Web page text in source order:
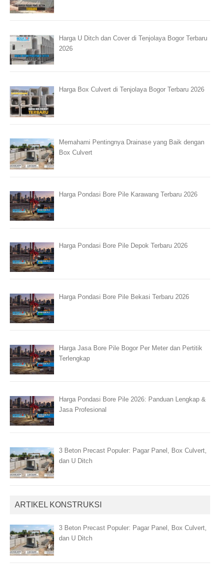
Harga U Ditch dan Cover di Tenjolaya Bogor Terbaru
2026
Harga Box Culvert di Tenjolaya Bogor Terbaru 2026
Memahami Pentingnya Drainase yang Baik dengan
Box Culvert
Harga Pondasi Bore Pile Karawang Terbaru 2026
Harga Pondasi Bore Pile Depok Terbaru 2026
Harga Pondasi Bore Pile Bekasi Terbaru 2026
Harga Jasa Bore Pile Bogor Per Meter dan Pertitik
Terlengkap
Harga Pondasi Bore Pile 2026: Panduan Lengkap &
Jasa Profesional
3 Beton Precast Populer: Pagar Panel, Box Culvert,
dan U Ditch
ARTIKEL KONSTRUKSI
3 Beton Precast Populer: Pagar Panel, Box Culvert,
dan U Ditch